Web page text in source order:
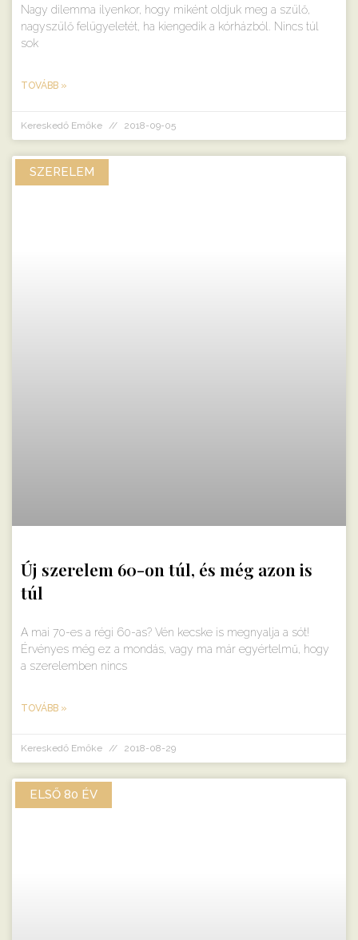
Nagy dilemma ilyenkor, hogy miként oldjuk meg a szülő,
nagyszülő felügyeletét, ha kiengedik a kórházból. Nincs túl
sok
TOVÁBB »
Kereskedő Emőke 2018-09-05
SZERELEM
Új szerelem 60-on túl, és még azon is
túl
A mai 70-es a régi 60-as? Vén kecske is megnyalja a sót!
Érvényes még ez a mondás, vagy ma már egyértelmű, hogy
a szerelemben nincs
TOVÁBB »
Kereskedő Emőke 2018-08-29
ELSŐ 80 ÉV